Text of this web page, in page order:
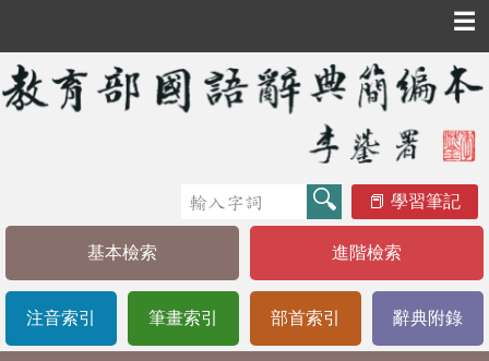
☰
學習筆記
基本檢索 進階檢索
注音索引 筆畫索引 部首索引 辭典附錄